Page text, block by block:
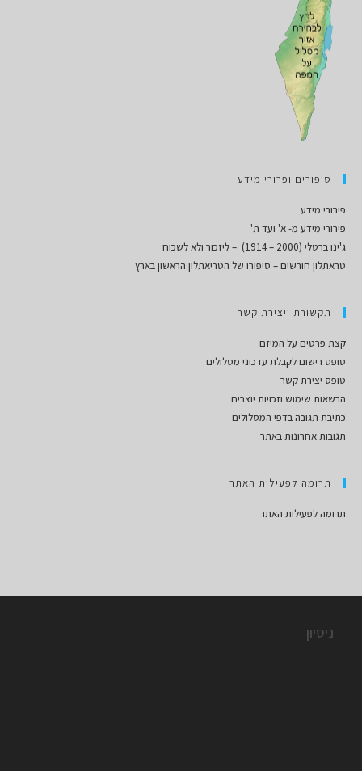
סיפורים ופרורי מידע
פירורי מידע
פירורי מידע מ- א' ועד ת'
ג'ינו ברטלי (2000 – 1914) – ליזכור ולא לשכוח
טראתלון חורשים – סיפורו של הטריאתלון הראשון בארץ
תקשורת ויצירת קשר
קצת פרטים על המיזם
טופס רישום לקבלת עדכוני מסלולים
טופס יצירת קשר
הרשאות שימוש וזכויות יוצרים
כתיבת תגובה בדפי המסלולים
תגובות אחרונות באתר
תרומה לפעילות האתר
תרומה לפעילות האתר
ניסיון